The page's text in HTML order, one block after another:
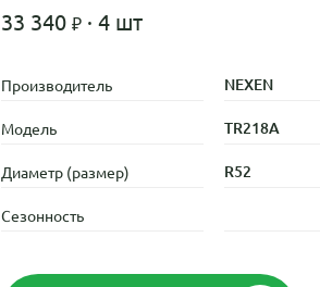
33 340 · 4 шт
Производитель NEXEN
Модель TR218A
Диаметр (размер) R52
Сезонность